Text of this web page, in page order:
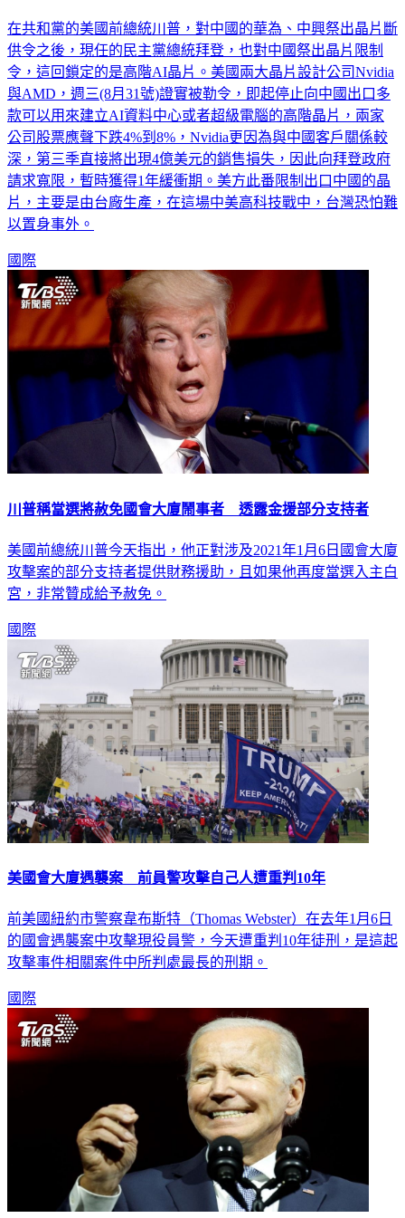
在共和黨的美國前總統川普，對中國的華為、中興祭出晶片斷
供令之後，現任的民主黨總統拜登，也對中國祭出晶片限制
令，這回鎖定的是高階AI晶片。美國兩大晶片設計公司Nvidia
與AMD，週三(8月31號)證實被勒令，即起停止向中國出口多
款可以用來建立AI資料中心或者超級電腦的高階晶片，兩家
公司股票應聲下跌4%到8%，Nvidia更因為與中國客戶關係較
深，第三季直接將出現4億美元的銷售損失，因此向拜登政府
請求寬限，暫時獲得1年緩衝期。美方此番限制出口中國的晶
片，主要是由台廠生產，在這場中美高科技戰中，台灣恐怕難
以置身事外。
國際
川普稱當選將赦免國會大廈鬧事者 透露金援部分支持者
美國前總統川普今天指出，他正對涉及2021年1月6日國會大廈
攻擊案的部分支持者提供財務援助，且如果他再度當選入主白
宮，非常贊成給予赦免。
國際
美國會大廈遇襲案 前員警攻擊自己人遭重判10年
前美國紐約市警察韋布斯特（Thomas Webster）在去年1月6日
的國會遇襲案中攻擊現役員警，今天遭重判10年徒刑，是這起
攻擊事件相關案件中所判處最長的刑期。
國際